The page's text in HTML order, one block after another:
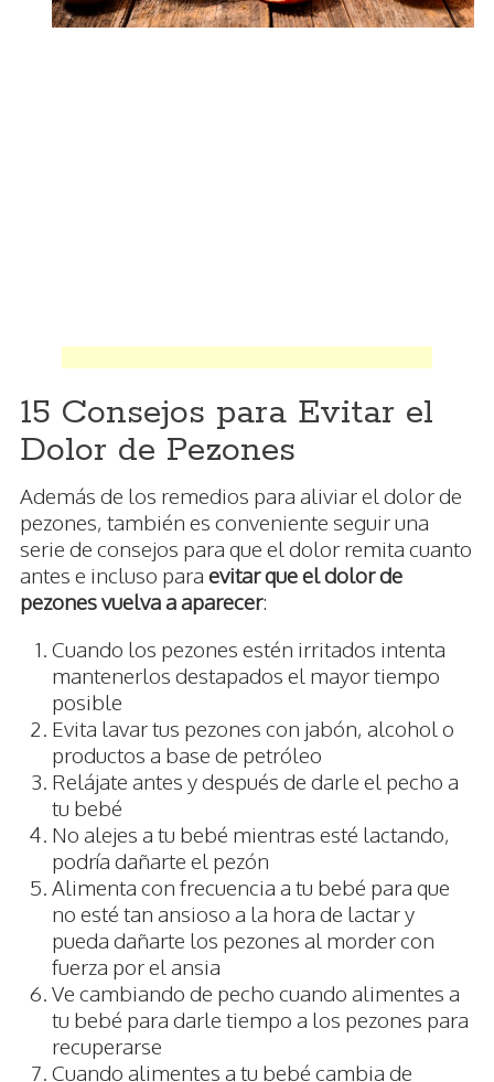
15 Consejos para Evitar el
Dolor de Pezones
Además de los remedios para aliviar el dolor de
pezones, también es conveniente seguir una
serie de consejos para que el dolor remita cuanto
antes e incluso para evitar que el dolor de
pezones vuelva a aparecer:
Cuando los pezones estén irritados intenta
mantenerlos destapados el mayor tiempo
posible
Evita lavar tus pezones con jabón, alcohol o
productos a base de petróleo
Relájate antes y después de darle el pecho a
tu bebé
No alejes a tu bebé mientras esté lactando,
podría dañarte el pezón
Alimenta con frecuencia a tu bebé para que
no esté tan ansioso a la hora de lactar y
pueda dañarte los pezones al morder con
fuerza por el ansia
Ve cambiando de pecho cuando alimentes a
tu bebé para darle tiempo a los pezones para
recuperarse
Cuando alimentes a tu bebé cambia de